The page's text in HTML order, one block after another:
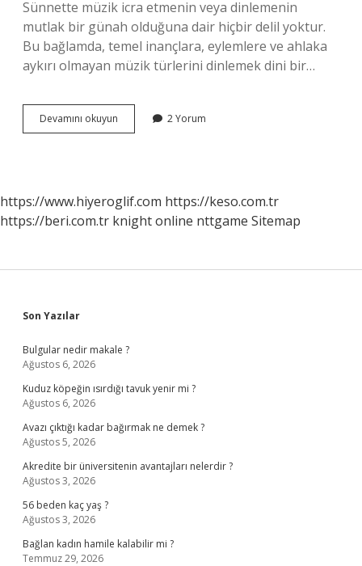
Sünnette müzik icra etmenin veya dinlemenin
mutlak bir günah olduğuna dair hiçbir delil yoktur.
Bu bağlamda, temel inançlara, eylemlere ve ahlaka
aykırı olmayan müzik türlerini dinlemek dini bir…
Devamını okuyun
Ertaş
2 Yorum
https://www.hiyeroglif.com https://keso.com.tr
https://beri.com.tr knight online nttgame Sitemap
Sidebar
Son Yazılar
Bulgular nedir makale ?
Ağustos 6, 2026
Kuduz köpeğin ısırdığı tavuk yenir mi ?
Ağustos 6, 2026
Avazı çıktığı kadar bağırmak ne demek ?
Ağustos 5, 2026
Akredite bir üniversitenin avantajları nelerdir ?
Ağustos 3, 2026
56 beden kaç yaş ?
Ağustos 3, 2026
Bağlan kadın hamile kalabilir mi ?
Temmuz 29, 2026